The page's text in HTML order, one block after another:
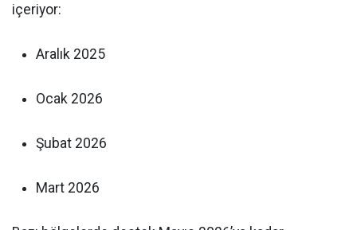
içeriyor:
Aralık 2025
Ocak 2026
Şubat 2026
Mart 2026